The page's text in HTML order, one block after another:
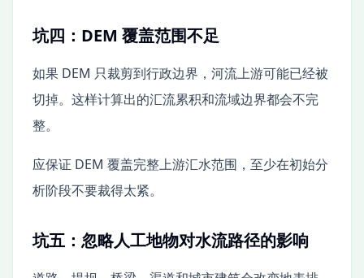
坑四：DEM 覆盖范围不足
如果 DEM 只裁剪到行政边界，河流上游可能已经被
切掉。这样计算出的汇流累积和流域边界都会不完
整。
应保证 DEM 覆盖完整上游汇水范围，至少在初始分
析阶段不要裁得太紧。
坑五：忽略人工地物对水流路径的影响